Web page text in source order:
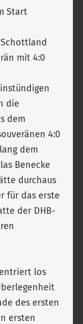
Start
mit 4:0
die
dem
4:0
dem
Benecke
durchaus
für das erste
der DHB-
los
des ersten
ersten